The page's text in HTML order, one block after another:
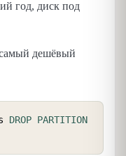
год, диск под
дешёвый
DROP PARTITION
COPY